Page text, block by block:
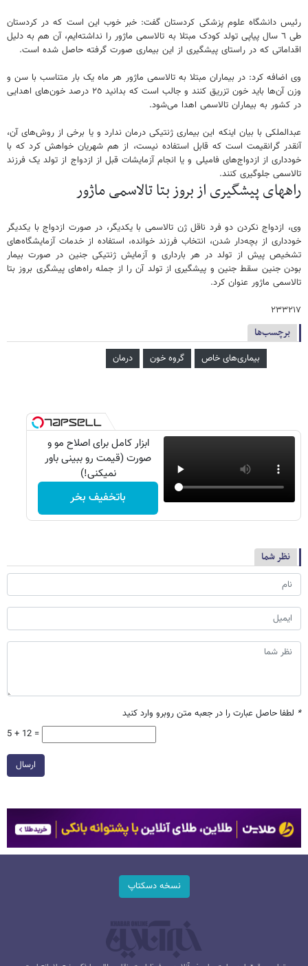
رئیس دانشگاە علوم پزشکی کردستان گفت: خبر خوب این است کە در کردستان
طی ٦ سال پیاپی تولد کودک مبتلا بە تالاسمی ماژور را نداشتەایم، آن هم بە دلیل
اقداماتی کە در راستای پیشگیری از این بیماری صورت گرفتە حاصل شدە است.
وی اضافە کرد: در بیماران مبتلا بە تالاسمی ماژور هر ماە یک بار متناسب با سن و
وزن آن‌ها باید خون تزریق کنند و جالب است کە بدانید ۲٥ درصد خون‌های اهدایی
در کشور بە بیماران تالاسمی اهدا می‌شود.
عبدالملکی با بیان اینکە این بیماری ژنتیکی درمان ندارد و یا برخی از روش‌های آن،
آنقدر گرانقیمت است کە قابل استفادە نیست، از هم شهریان خواهش کرد کە با
خودداری از ازدواج‌های فامیلی و یا انجام آزمایشات قبل از ازدواج از تولد یک فرزند
تالاسمی جلوگیری کنند.
راههای پیشگیری از بروز بتا تالاسمی ماژور
وی، ازدواج نکردن دو فرد ناقل ژن تالاسمی با یکدیگر، در صورت ازدواج با یکدیگر
خودداری از بچه‌دار شدن، انتخاب فرزند خوانده، استفاده از خدمات آزمایشگاه‌های
تشخیص پیش از تولد در هر بارداری و آزمایش ژنتیکی جنین در صورت بیمار
بودن جنین سقط جنین و پیشگیری از تولد آن را از جملە راەهای پیشگری بروز بتا
تالاسمی ماژور عنوان کرد.
۲۳۳۲۱۷
برچسب‌ها
بیماری‌های خاص گروه خون درمان
ابزار کامل برای اصلاح مو و
صورت (قیمت رو ببینی باور
نمیکنی!)
باتخفیف بخر
نظر شما
* لطفا حاصل عبارت را در جعبه متن روبرو وارد کنید
5 + 12 =
ارسال
نسخه دسکتاپ